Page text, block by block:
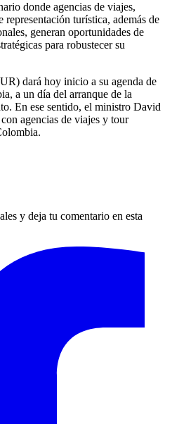
donde agencias de viajes,
representación turística, además de
generan oportunidades de
para robustecer su
dará hoy inicio a su agenda de
a un día del arranque de la
En ese sentido, el ministro David
agencias de viajes y tour
y deja tu comentario en esta